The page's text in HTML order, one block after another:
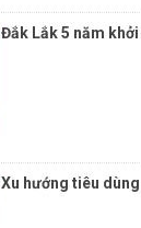
Đắk Lắk 5 năm
Xu hướng tiêu dùng